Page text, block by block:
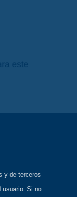
este
y de terceros
usuario. Si no